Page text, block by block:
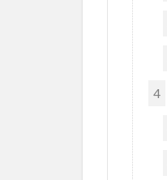
4